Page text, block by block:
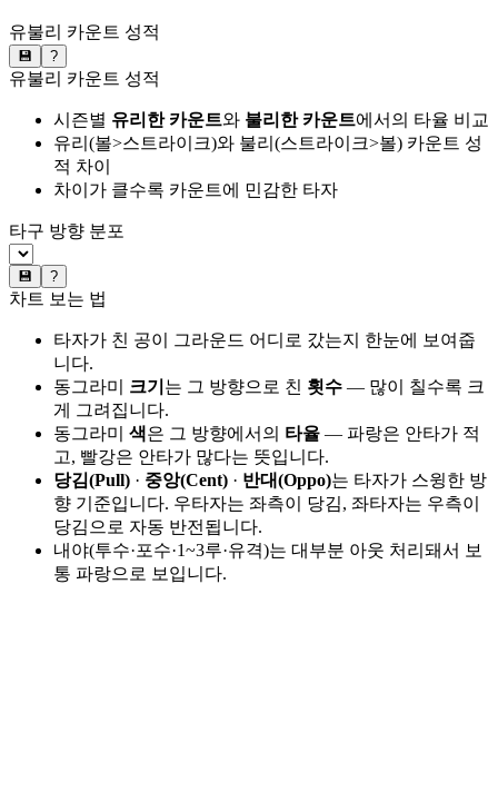
유불리 카운트 성적
💾 ?
유불리 카운트 성적
시즌별 유리한 카운트와 불리한 카운트에서의 타율 비교
유리(볼>스트라이크)와 불리(스트라이크>볼) 카운트 성
적 차이
차이가 클수록 카운트에 민감한 타자
타구 방향 분포
💾 ?
차트 보는 법
타자가 친 공이 그라운드 어디로 갔는지 한눈에 보여줍
니다.
동그라미 크기 는 그 방향으로 친 횟수 — 많이 칠수록 크
게 그려집니다.
동그라미 색은 그 방향에서의 타율 — 파랑은 안타가 적
고, 빨강은 안타가 많다는 뜻입니다.
당김(Pull) · 중앙(Cent) · 반대(Oppo)는 타자가 스윙한 방
향 기준입니다. 우타자는 좌측이 당김, 좌타자는 우측이
당김으로 자동 반전됩니다.
내야(투수·포수·1~3루·유격)는 대부분 아웃 처리돼서 보
통 파랑으로 보입니다.